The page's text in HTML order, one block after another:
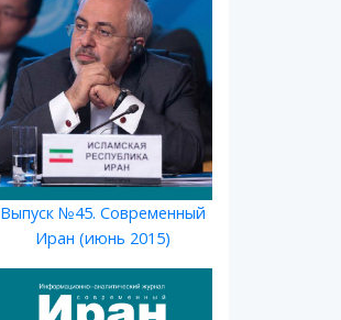
Выпуск №45. Современный
Иран (июнь 2015)